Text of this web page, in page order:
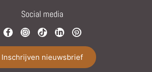
Social media
Inschrijven nieuwsbrief